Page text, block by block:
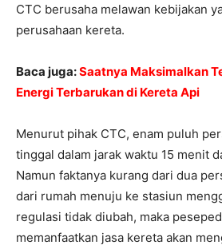
CTC berusaha melawan kebijakan
perusahaan kereta.
Baca juga:Saatnya Maksimalkan
Energi Terbarukan di Kereta Api
Menurut pihak CTC, enam puluh
tinggal dalam jarak waktu 15 menit
Namun faktanya kurang dari dua
dari rumah menuju ke stasiun
regulasi tidak diubah, maka
memanfaatkan jasa kereta akan